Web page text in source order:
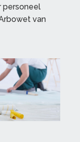
personeel
van